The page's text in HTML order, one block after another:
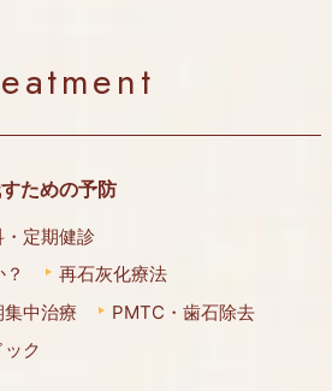
ための予防
定期健診
再石灰化療法
集中治療
PMTC・歯石除去
ク